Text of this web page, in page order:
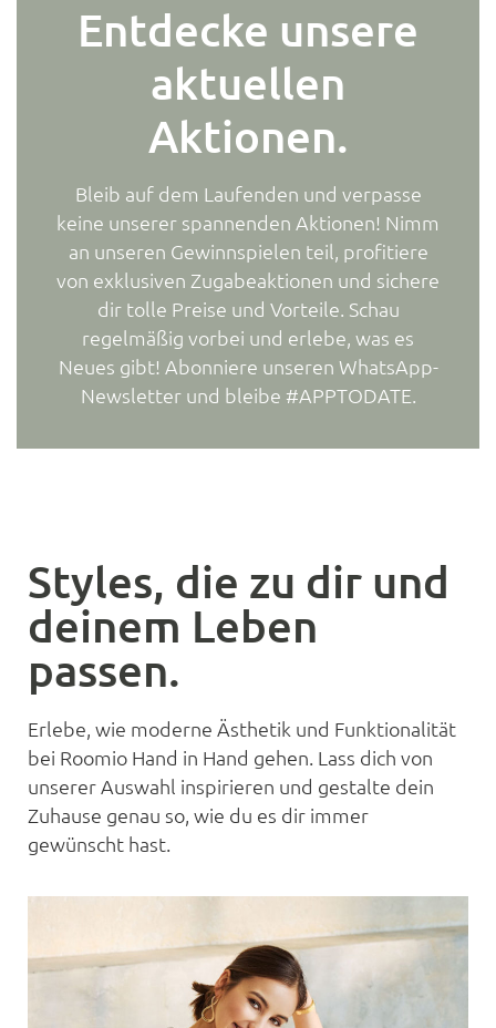
Entdecke unsere
aktuellen
Aktionen.
Bleib auf dem Laufenden und verpasse
keine unserer spannenden Aktionen! Nimm
an unseren Gewinnspielen teil, profitiere
von exklusiven Zugabeaktionen und sichere
dir tolle Preise und Vorteile. Schau
regelmäßig vorbei und erlebe, was es
Neues gibt! Abonniere unseren WhatsApp-
Newsletter und bleibe #APPTODATE.
Styles, die zu dir und
deinem Leben
passen.
Erlebe, wie moderne Ästhetik und Funktionalität
bei Roomio Hand in Hand gehen. Lass dich von
unserer Auswahl inspirieren und gestalte dein
Zuhause genau so, wie du es dir immer
gewünscht hast.